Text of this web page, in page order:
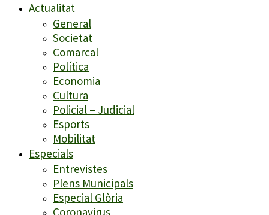
Actualitat
General
Societat
Comarcal
Política
Economia
Cultura
Policial – Judicial
Esports
Mobilitat
Especials
Entrevistes
Plens Municipals
Especial Glòria
Coronavirus